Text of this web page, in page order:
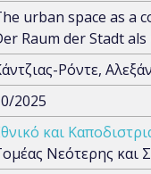
urban space as a
Raum der Stadt
Ρόντε,
2025
και
Νεότερης και